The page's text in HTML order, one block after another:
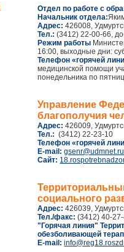
Отдел по работе с
Начальник отдела:
Адрес: 426008,
Тел.: (3412) 22-00-66,
Режим работы
16:00, выходные дни:
Телефон «горячей
медицинской помощи
понедельника по
Управление
благополучия
Адрес: 426009,
Тел.: (3412) 22-23-10
Телефон «горячей
E-mail: gsenr@udmnet.ru
Сайт:
социального
Адрес: 426039,
Тел./факс: (3412) 40-
​"Горячая линия"
обезболивающей
E-mail: